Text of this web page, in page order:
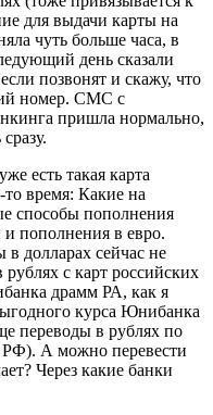
для выдачи карты на
чуть больше часа, в
день сказали
позвонят и скажу, что
номер. СМС с
пришла нормально,
есть такая карта
то время: Какие на
способы пополнения
пополнения в евро.
в долларах сейчас не
с карт российских
драмм РА, как я
курса Юнибанка
переводы в рублях по
А можно перевести
Через какие банки